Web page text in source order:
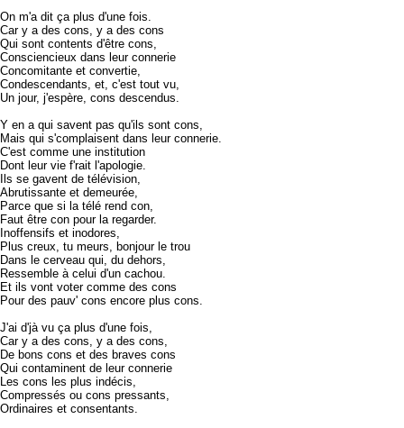
On m'a dit ça plus d'une fois.
Car y a des cons, y a des cons
Qui sont contents d'être cons,
Consciencieux dans leur connerie
Concomitante et convertie,
Condescendants, et, c'est tout vu,
Un jour, j'espère, cons descendus.
Y en a qui savent pas qu'ils sont cons,
Mais qui s'complaisent dans leur connerie.
C'est comme une institution
Dont leur vie f'rait l'apologie.
Ils se gavent de télévision,
Abrutissante et demeurée,
Parce que si la télé rend con,
Faut être con pour la regarder.
Inoffensifs et inodores,
Plus creux, tu meurs, bonjour le trou
Dans le cerveau qui, du dehors,
Ressemble à celui d'un cachou.
Et ils vont voter comme des cons
Pour des pauv' cons encore plus cons.
J'ai d'jà vu ça plus d'une fois,
Car y a des cons, y a des cons,
De bons cons et des braves cons
Qui contaminent de leur connerie
Les cons les plus indécis,
Compressés ou cons pressants,
Ordinaires et consentants.